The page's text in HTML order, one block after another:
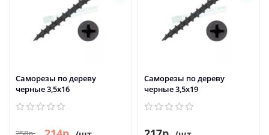
Саморезы по дереву
черные 3,5х16
Саморезы по дереву
черные 3,5х19